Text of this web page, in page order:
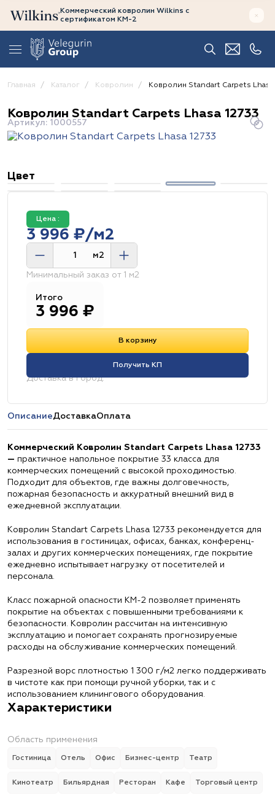
Коммерческий ковролин Wilkins с
сертификатом КМ-2
Главная Каталог Ковролин Ковролин Standart Carpets Lhasa
Ковролин Standart Carpets Lhasa 12733
Артикул: 1000557
Цвет
Цена :
3 996 ₽/м2
м2
Минимальный заказ от 1 м2
Итого
3 996 ₽
В корзину
Получить КП
Доставка в город:
ОписаниеДоставкаОплата
Коммерческий Ковролин Standart Carpets Lhasa 12733
— практичное напольное покрытие 33 класса для
коммерческих помещений с высокой проходимостью.
Подходит для объектов, где важны долговечность,
пожарная безопасность и аккуратный внешний вид в
ежедневной эксплуатации.
Ковролин Standart Carpets Lhasa 12733 рекомендуется для
использования в гостиницах, офисах, банках, конференц-
залах и других коммерческих помещениях, где покрытие
ежедневно испытывает нагрузку от посетителей и
персонала.
Класс пожарной опасности КМ-2 позволяет применять
покрытие на объектах с повышенными требованиями к
безопасности. Ковролин рассчитан на интенсивную
эксплуатацию и помогает сохранять прогнозируемые
расходы на обслуживание коммерческих помещений.
Разрезной ворс плотностью 1 300 г/м2 легко поддерживать
в чистоте как при помощи ручной уборки, так и с
использованием клинингового оборудования.
Характеристики
Область применения
Гостиница Отель Офис Бизнес-центр Театр
Кинотеатр Бильярдная Ресторан Кафе Торговый центр